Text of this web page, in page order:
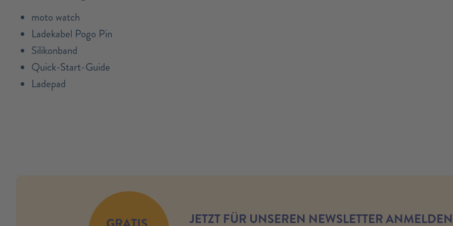
moto watch
Ladekabel Pogo Pin
Silikonband
Quick-Start-Guide
Ladepad
JETZT FÜR UNSEREN NEWSLETTER